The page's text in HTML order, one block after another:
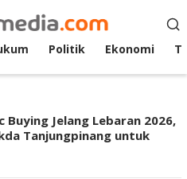
Politik Ekonomi
Buying Jelang Lebaran 2026,
Tanjungpinang untuk